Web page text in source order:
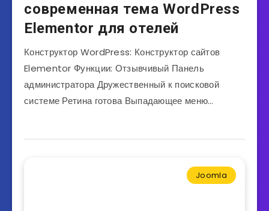
современная тема WordPress
Elementor для отелей
Конструктор WordPress: Конструктор сайтов
Elementor Функции: Отзывчивый Панель
администратора Дружественный к поисковой
системе Ретина готова Выпадающее меню…
Joomla